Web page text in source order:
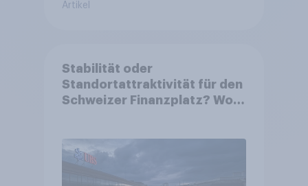
Artikel
Stabilität oder
Standortattraktivität für den
Schweizer Finanzplatz? Wo
von Grossbanken steht